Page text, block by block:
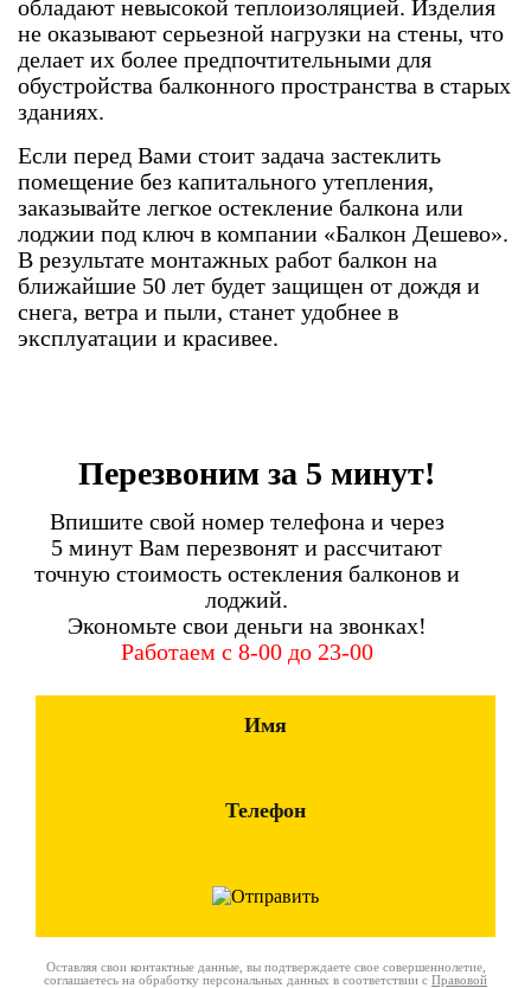
обладают невысокой теплоизоляцией. Изделия
не оказывают серьезной нагрузки на стены, что
делает их более предпочтительными для
обустройства балконного пространства в старых
зданиях.
Если перед Вами стоит задача застеклить
помещение без капитального утепления,
заказывайте легкое остекление балкона или
лоджии под ключ в компании «Балкон Дешево».
В результате монтажных работ балкон на
ближайшие 50 лет будет защищен от дождя и
снега, ветра и пыли, станет удобнее в
эксплуатации и красивее.
Имя
Телефон
Оставляя свои контактные данные, вы подтверждаете свое совершеннолетие,
соглашаетесь на обработку персональных данных в соответствии с Правовой
Перезвоним за 5 минут!
Впишите свой номер телефона и через
5 минут Вам перезвонят и рассчитают
точную стоимость остекления балконов и
лоджий.
Экономьте свои деньги на звонках!
Работаем с 8-00 до 23-00